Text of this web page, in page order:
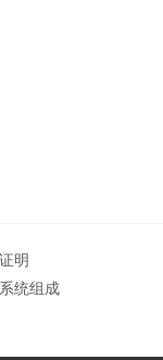
明
统组成